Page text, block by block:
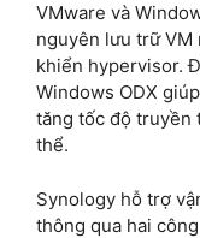
VMware và
nguyên lưu trữ
khiển hypervisor.
Windows ODX
tăng tốc độ truyền
thể.
Synology hỗ trợ
thông qua hai